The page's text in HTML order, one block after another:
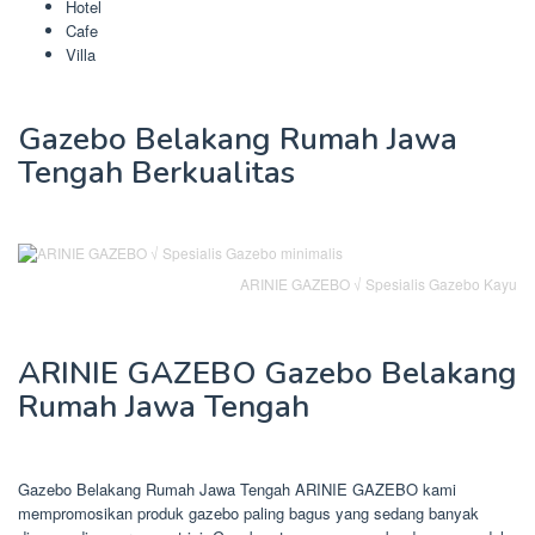
Hotel
Cafe
Villa
Gazebo Belakang Rumah Jawa
Tengah Berkualitas
ARINIE GAZEBO √ Spesialis Gazebo Kayu
ARINIE GAZEBO Gazebo Belakang
Rumah Jawa Tengah
Gazebo Belakang Rumah Jawa Tengah ARINIE GAZEBO kami
mempromosikan produk gazebo paling bagus yang sedang banyak